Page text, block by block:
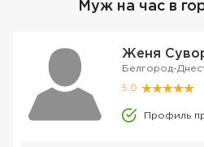
Муж на час в
Женя
Белгород-
5.0
Профиль